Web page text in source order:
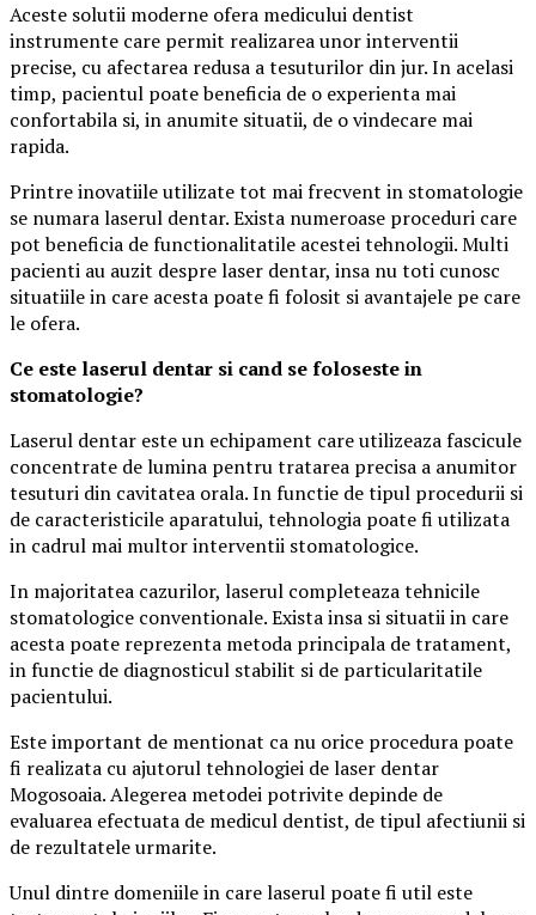
Aceste solutii moderne ofera medicului dentist
instrumente care permit realizarea unor interventii
precise, cu afectarea redusa a tesuturilor din jur. In acelasi
timp, pacientul poate beneficia de o experienta mai
confortabila si, in anumite situatii, de o vindecare mai
rapida.
Printre inovatiile utilizate tot mai frecvent in stomatologie
se numara laserul dentar. Exista numeroase proceduri care
pot beneficia de functionalitatile acestei tehnologii. Multi
pacienti au auzit despre laser dentar, insa nu toti cunosc
situatiile in care acesta poate fi folosit si avantajele pe care
le ofera.
Ce este laserul dentar si cand se foloseste in
stomatologie?
Laserul dentar este un echipament care utilizeaza fascicule
concentrate de lumina pentru tratarea precisa a anumitor
tesuturi din cavitatea orala. In functie de tipul procedurii si
de caracteristicile aparatului, tehnologia poate fi utilizata
in cadrul mai multor interventii stomatologice.
In majoritatea cazurilor, laserul completeaza tehnicile
stomatologice conventionale. Exista insa si situatii in care
acesta poate reprezenta metoda principala de tratament,
in functie de diagnosticul stabilit si de particularitatile
pacientului.
Este important de mentionat ca nu orice procedura poate
fi realizata cu ajutorul tehnologiei de laser dentar
Mogosoaia. Alegerea metodei potrivite depinde de
evaluarea efectuata de medicul dentist, de tipul afectiunii si
de rezultatele urmarite.
Unul dintre domeniile in care laserul poate fi util este